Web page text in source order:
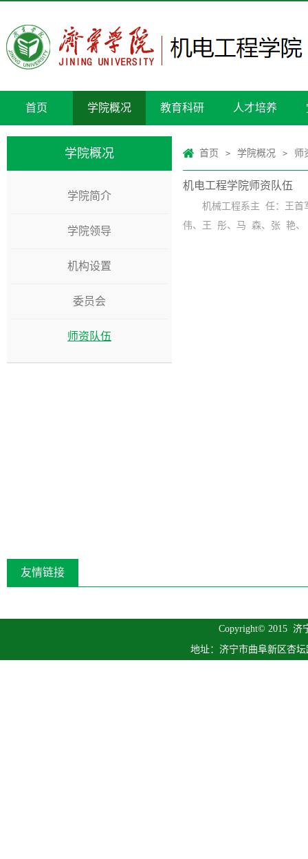
首页 学院概况 教育科研 人才培养
学院概况
学院简介
学院领导
机构设置
委员会
师资队伍
首页 > 学院概况 > 师
机电工程学院师资队伍
机械工程系主 任：王首
伟、王 彤、马 森、张 艳
友情链接
Copyright© 2015 济
地址：济宁市曲阜新区杏